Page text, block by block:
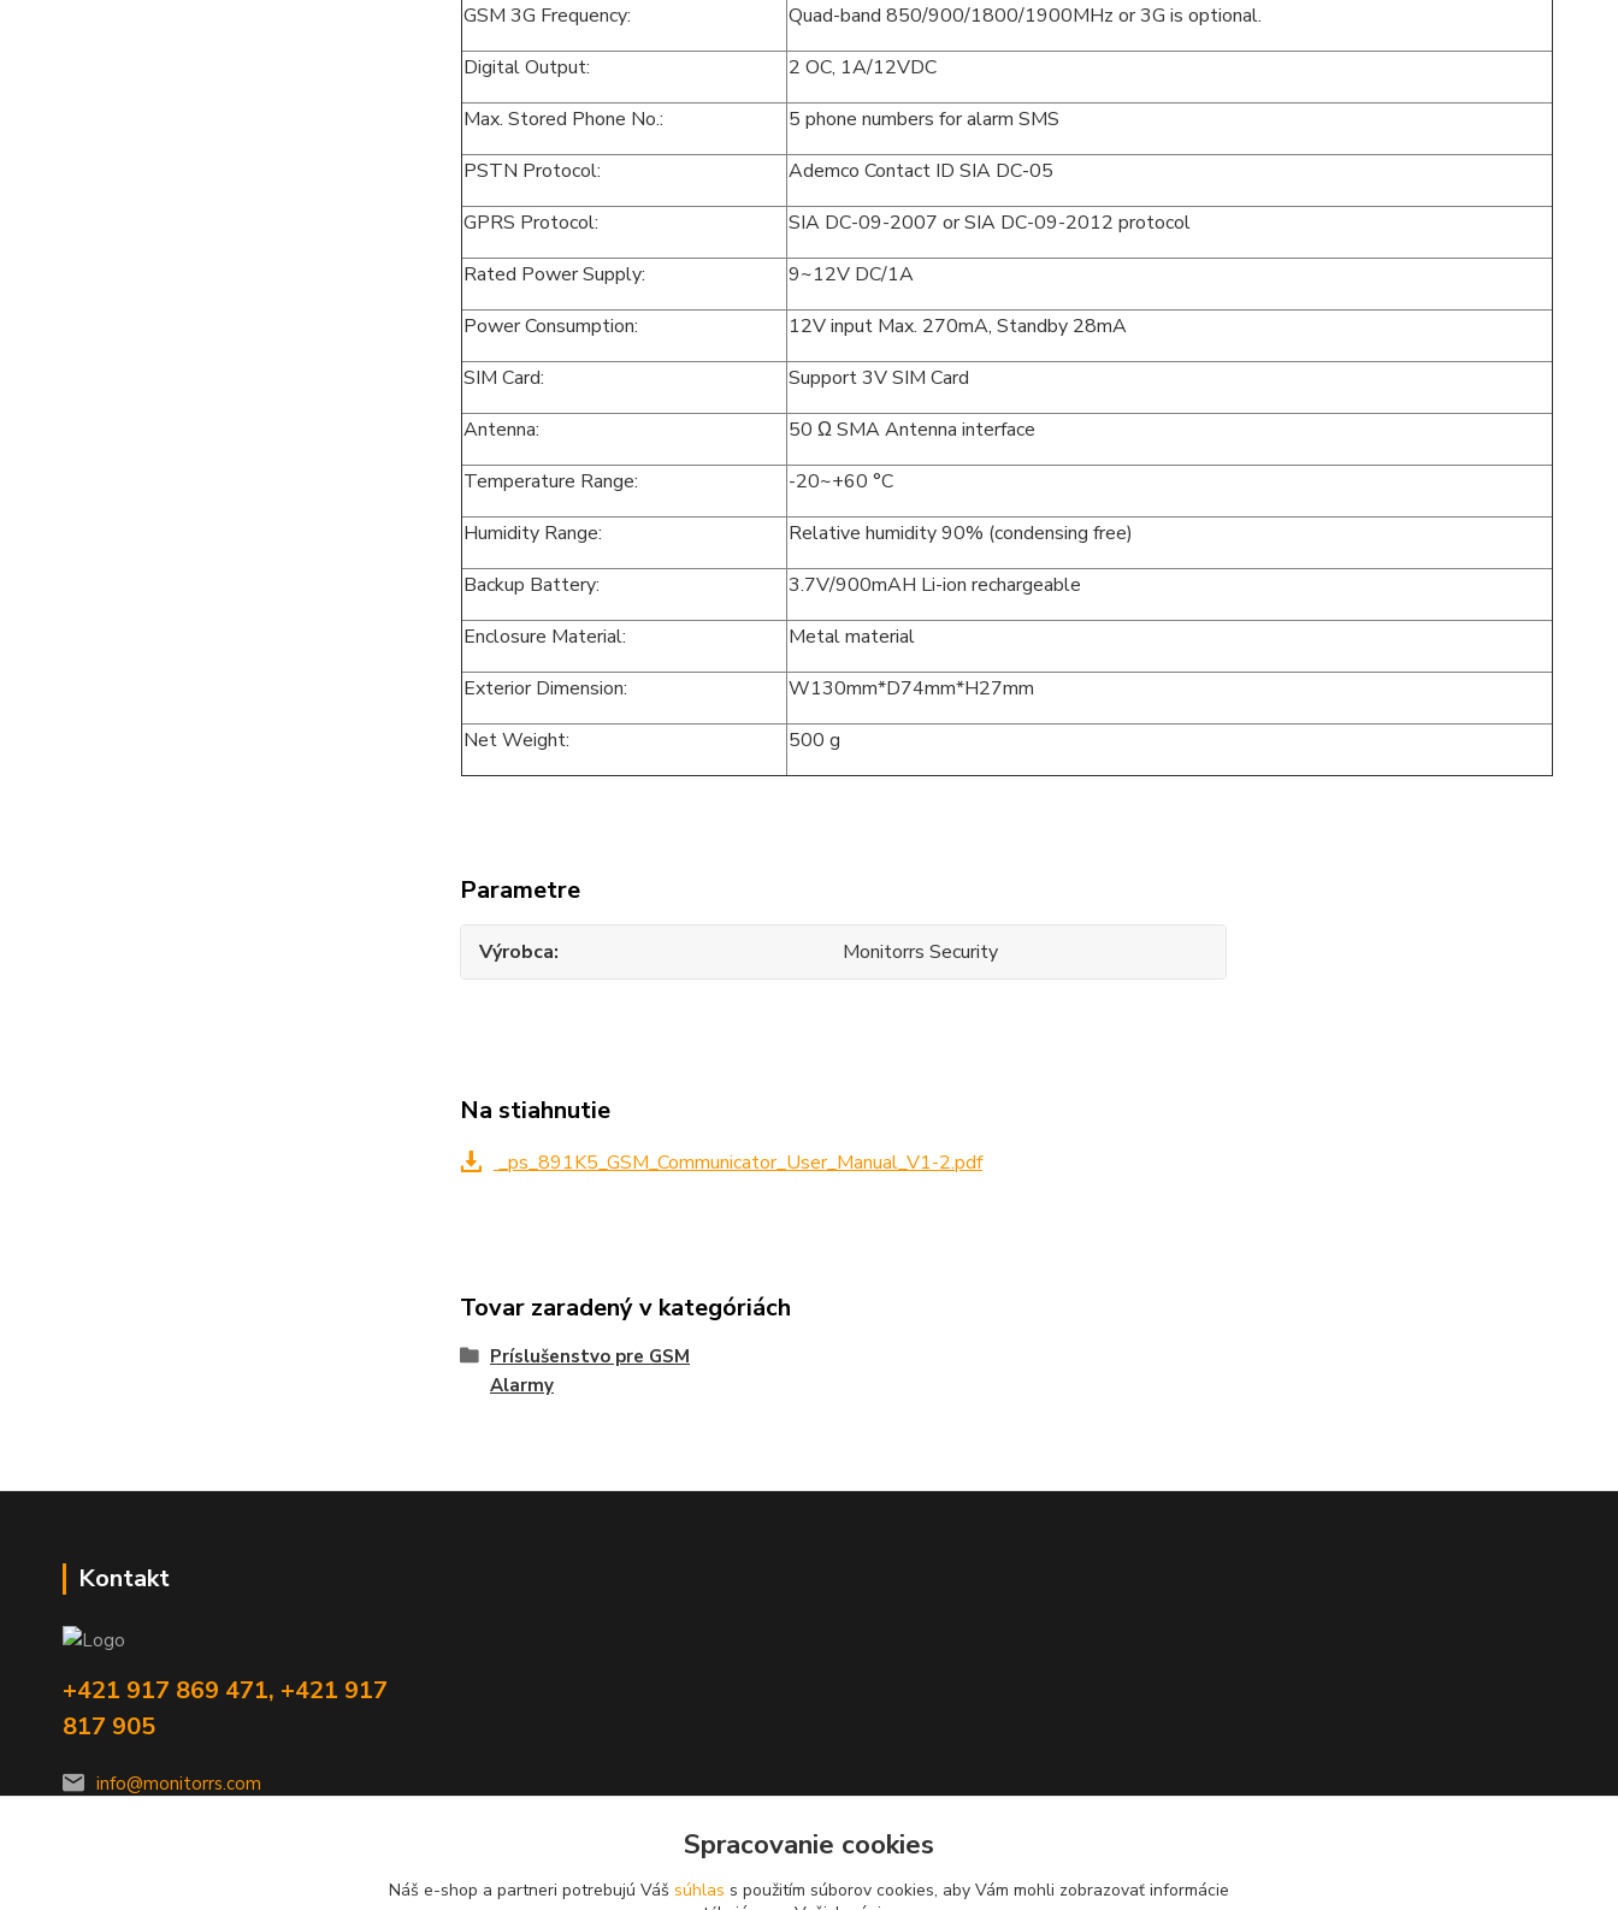
GSM 3G Frequency:
Quad-band 850/900/1800/1900MHz or 3G is optional.
Digital Output:
2 OC, 1A/12VDC
Max. Stored Phone No.:
5 phone numbers for alarm SMS
PSTN Protocol:
Ademco Contact ID SIA DC-05
GPRS Protocol:
SIA DC-09-2007 or SIA DC-09-2012 protocol
Rated Power Supply:
9~12V DC/1A
Power Consumption:
12V input Max. 270mA, Standby 28mA
SIM Card:
Support 3V SIM Card
Antenna:
50 Ω SMA Antenna interface
Temperature Range:
-20~+60 °C
Humidity Range:
Relative humidity 90% (condensing free)
Backup Battery:
3.7V/900mAH Li-ion rechargeable
Enclosure Material:
Metal material
Exterior Dimension:
W130mm*D74mm*H27mm
Net Weight:
500 g
Parametre
Výrobca Monitorrs Security
Na stiahnutie
_ps_891K5_GSM_Communicator_User_Manual_V1-2.pdf
Tovar zaradený v kategóriách
Príslušenstvo pre GSM
Alarmy
Kontakt
+421 917 869 471, +421 917
817 905
info@monitorrs.com
Spracovanie cookies
Náš e-shop a partneri potrebujú Váš súhlas s použitím súborov cookies, aby Vám mohli zobrazovať informácie